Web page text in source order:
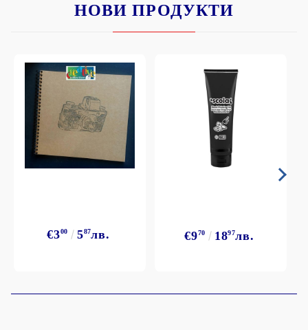
НОВИ ПРОДУКТИ
€300 587лв. €970 1897лв.